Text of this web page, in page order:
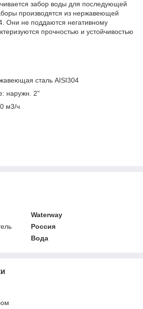
забор воды для последующей
производятся из нержавеющей
Они не поддаются негативному
прочностью и устойчивостью
сталь AISI304
наружн. 2"
м3/ч
Waterway
Россия
Вода